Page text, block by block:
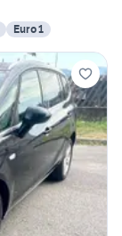
Euro 1